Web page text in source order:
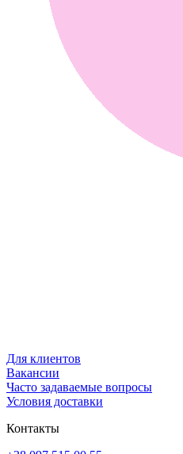
Для клиентов
Вакансии
Часто задаваемые вопросы
Условия доставки
Контакты